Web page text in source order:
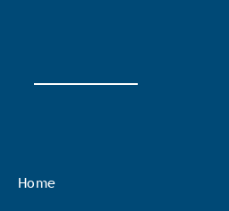
Home